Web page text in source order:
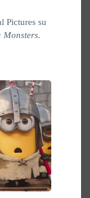
Pictures su